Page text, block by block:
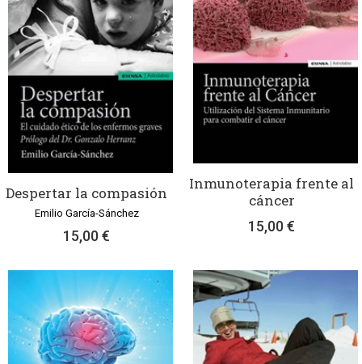
Despertar la compasión
Emilio García-Sánchez
15,00 €
Inmunoterapia frente al
cáncer
15,00 €